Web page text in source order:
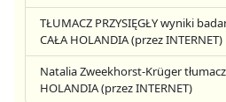
TŁUMACZ PRZYSIĘGŁY wyniki
CAŁA HOLANDIA (przez INTERNET)
Natalia Zweekhorst-Krüger
HOLANDIA (przez INTERNET)